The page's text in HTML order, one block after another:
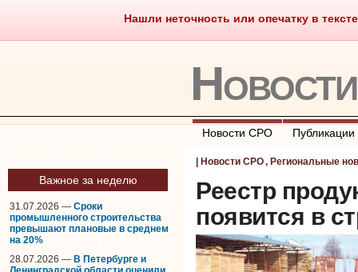
Нашли неточность или опечатку в
Саморегулирование Что
Новости СРО Публикации
Важное за неделю
31.07.2026 — Сроки
промышленного строительства
превышают плановые в среднем
на 20%
28.07.2026 — В Петербурге и
Новости СРО, Региональные
Реестр
появится в